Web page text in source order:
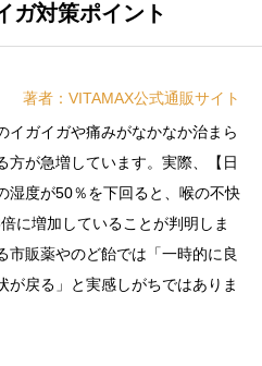
ガ対策ポイント
著者：VITAMAX公式通販サイト
イガイガや痛みがなかなか治まら
が急増しています。実際、【日
湿度が50％を下回ると、喉の不快
に増加していることが判明しま
市販薬やのど飴では「一時的に良
が戻る」と実感しがちではありま